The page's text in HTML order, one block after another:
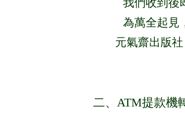
為萬全起見
元氣齋出版社
二、 ATM提款機